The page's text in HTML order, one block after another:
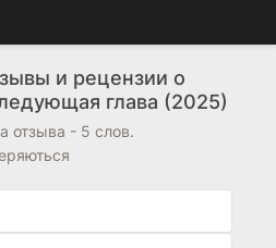
и рецензии о
глава (2025)
отзыва - 5 слов.